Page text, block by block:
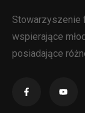
Stowarzyszenie
wspierające
posiadające